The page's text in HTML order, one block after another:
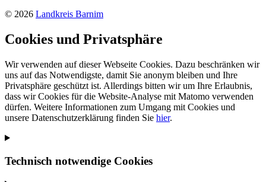
© 2026 Landkreis Barnim
Cookies und Privatsphäre
Wir verwenden auf dieser Webseite Cookies. Dazu beschränken wir
uns auf das Notwendigste, damit Sie anonym bleiben und Ihre
Privatsphäre geschützt ist. Allerdings bitten wir um Ihre Erlaubnis,
dass wir Cookies für die Website-Analyse mit Matomo verwenden
dürfen. Weitere Informationen zum Umgang mit Cookies und
unsere Datenschutzerklärung finden Sie hier.
Technisch notwendige Cookies